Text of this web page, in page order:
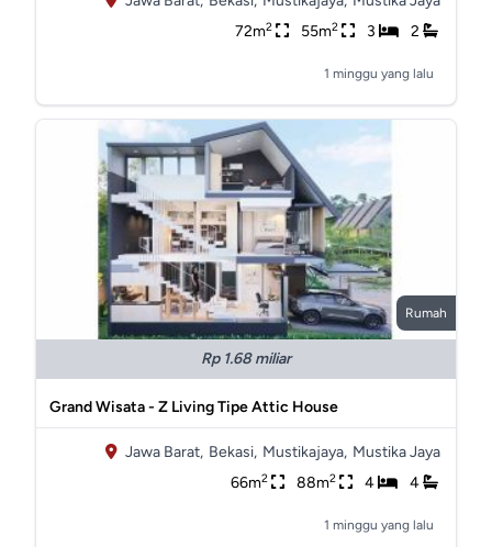
72m2 55m2 3 2
1 minggu yang lalu
Rumah
Rp 1.68 miliar
Grand Wisata - Z Living Tipe Attic House
Jawa Barat, Bekasi, Mustikajaya, Mustika Jaya
66m2 88m2 4 4
1 minggu yang lalu